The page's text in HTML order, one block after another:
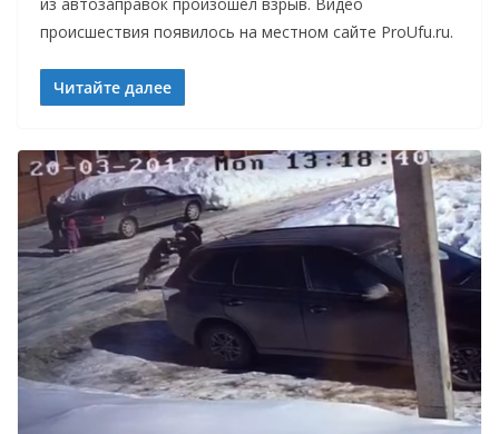
происшествия появилось на местном сайте ProUfu.ru.
Читайте далее